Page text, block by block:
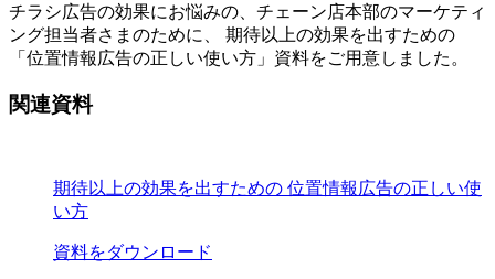
チラシ広告の効果にお悩みの、チェーン店本部のマーケティ
ング担当者さまのために、 期待以上の効果を出すための
「位置情報広告の正しい使い方」資料をご用意しました。
関連資料
期待以上の効果を出すための 位置情報広告の正しい使
い方
資料をダウンロード